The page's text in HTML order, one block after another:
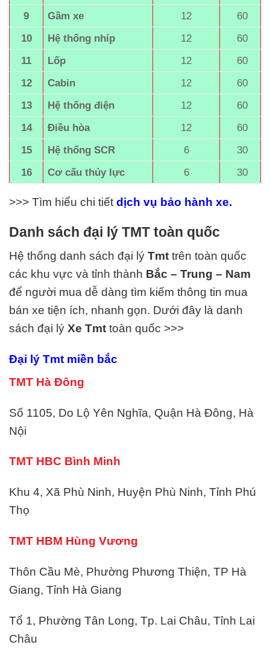
9 Gầm xe 12
60
10
Hệ thống nhíp 12
60
11
Lốp 12
60
12
Cabin 12
60
13
Hệ thống điện 12
60
14
Điều hòa 12
60
15
Hệ thống SCR 6
30
16
Cơ cấu thủy lực 6 30
>>> Tìm hiểu chi tiết dịch vụ bảo hành xe.
Danh sách đại lý TMT toàn quốc
Hệ thống danh sách đại lý Tmt trên toàn quốc
các khu vực và tỉnh thành Bắc – Trung – Nam
để người mua dễ dàng tìm kiếm thông tin mua
bán xe tiện ích, nhanh gọn. Dưới đây là danh
sách đại lý Xe Tmt toàn quốc >>>
Đại lý Tmt miền bắc
TMT Hà Đông
Số 1105, Do Lộ Yên Nghĩa, Quận Hà Đông, Hà
Nội
TMT HBC Bình Minh
Khu 4, Xã Phù Ninh, Huyện Phù Ninh, Tỉnh Phú
Thọ
TMT HBM Hùng Vương
Thôn Cầu Mè, Phường Phương Thiện, TP Hà
Giang, Tỉnh Hà Giang
Tổ 1, Phường Tân Long, Tp. Lai Châu, Tỉnh Lai
Châu